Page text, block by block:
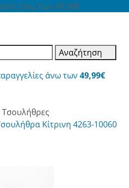
άνω των 49,99€
Αναζήτηση
άνω των 49,99€
Τσουλήθρες
Κίτρινη 4263-10060